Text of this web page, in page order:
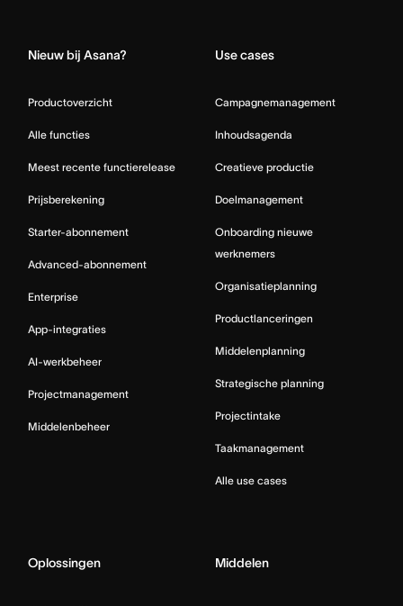
Nieuw bij Asana?
Productoverzicht
Alle functies
Meest recente functierelease
Prijsberekening
Starter-abonnement
Advanced-abonnement
Enterprise
App-integraties
AI-werkbeheer
Projectmanagement
Middelenbeheer
Use cases
Campagnemanagement
Inhoudsagenda
Creatieve productie
Doelmanagement
Onboarding nieuwe
werknemers
Organisatieplanning
Productlanceringen
Middelenplanning
Strategische planning
Projectintake
Taakmanagement
Alle use cases
Oplossingen Middelen